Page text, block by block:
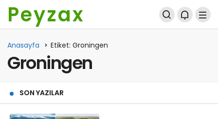
Peyzax
Anasayfa Etiket: Groningen
Groningen
SON YAZILAR